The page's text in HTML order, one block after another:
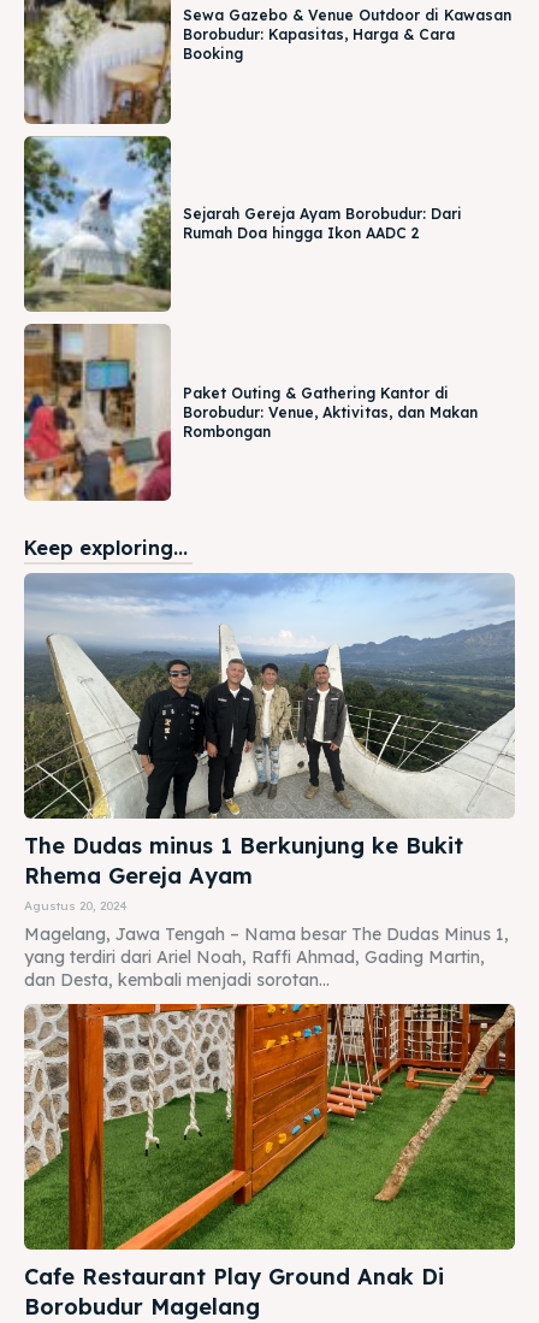
Sewa Gazebo & Venue Outdoor di Kawasan
Borobudur: Kapasitas, Harga & Cara
Booking
Sejarah Gereja Ayam Borobudur: Dari
Rumah Doa hingga Ikon AADC 2
Paket Outing & Gathering Kantor di
Borobudur: Venue, Aktivitas, dan Makan
Rombongan
Keep exploring...
The Dudas minus 1 Berkunjung ke Bukit
Rhema Gereja Ayam
Agustus 20, 2024
Magelang, Jawa Tengah – Nama besar The Dudas Minus 1,
yang terdiri dari Ariel Noah, Raffi Ahmad, Gading Martin,
dan Desta, kembali menjadi sorotan...
Cafe Restaurant Play Ground Anak Di
Borobudur Magelang